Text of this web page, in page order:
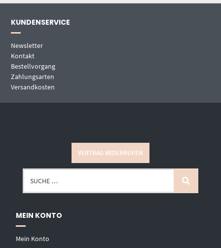
KUNDENSERVICE
Newsletter
Kontakt
Bestellvorgang
Zahlungsarten
Versandkosten
VERTRAG WIDERRUFEN
MEIN KONTO
Mein Konto